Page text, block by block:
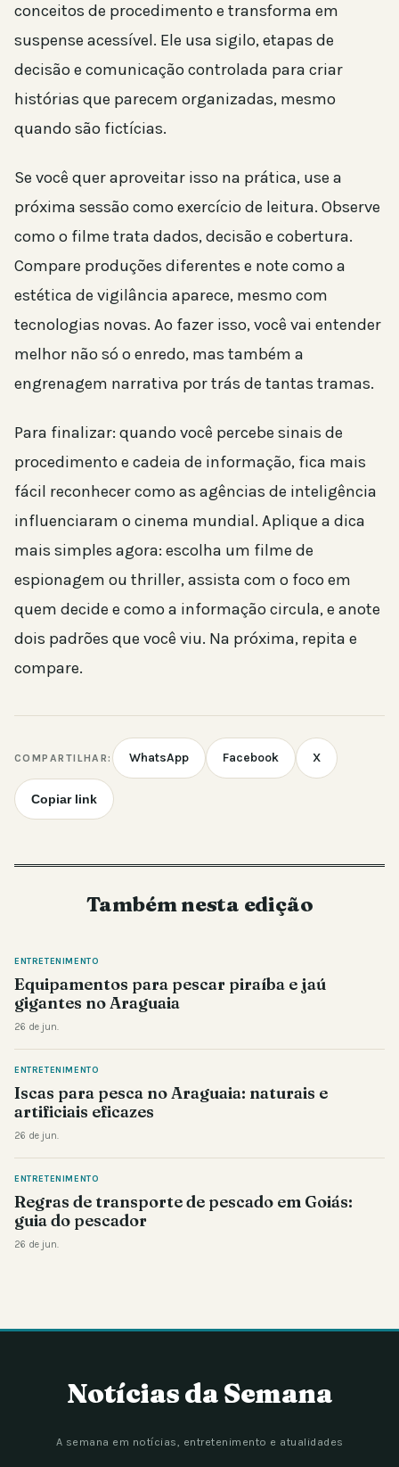
conceitos de procedimento e transforma em
suspense acessível. Ele usa sigilo, etapas de
decisão e comunicação controlada para criar
histórias que parecem organizadas, mesmo
quando são fictícias.
Se você quer aproveitar isso na prática, use a
próxima sessão como exercício de leitura. Observe
como o filme trata dados, decisão e cobertura.
Compare produções diferentes e note como a
estética de vigilância aparece, mesmo com
tecnologias novas. Ao fazer isso, você vai entender
melhor não só o enredo, mas também a
engrenagem narrativa por trás de tantas tramas.
Para finalizar: quando você percebe sinais de
procedimento e cadeia de informação, fica mais
fácil reconhecer como as agências de inteligência
influenciaram o cinema mundial. Aplique a dica
mais simples agora: escolha um filme de
espionagem ou thriller, assista com o foco em
quem decide e como a informação circula, e anote
dois padrões que você viu. Na próxima, repita e
compare.
COMPARTILHAR: WhatsApp Facebook X
Copiar link
Também nesta edição
ENTRETENIMENTO
Equipamentos para pescar piraíba e jaú
gigantes no Araguaia
26 de jun.
ENTRETENIMENTO
Iscas para pesca no Araguaia: naturais e
artificiais eficazes
26 de jun.
ENTRETENIMENTO
Regras de transporte de pescado em Goiás:
guia do pescador
26 de jun.
Notícias da Semana
A semana em notícias, entretenimento e atualidades